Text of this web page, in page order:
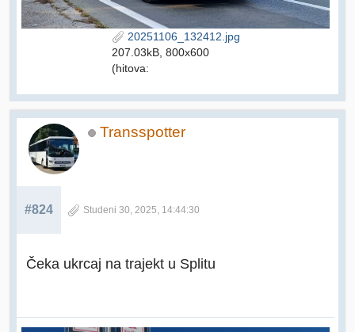
20251106_132412.jpg
207.03kB, 800x600
(hitova:
Transspotter
#824 Studeni 30, 2025, 14:44:30
Čeka ukrcaj na trajekt u Splitu